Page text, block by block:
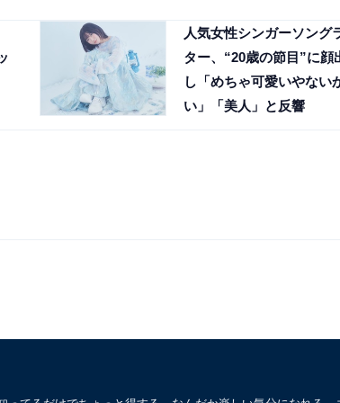
人気女性シンガーソング
ター、“20歳の節目”に顔
し「めちゃ可愛いやない
い」「美人」と反響